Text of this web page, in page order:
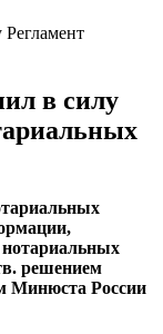
Регламент
в силу
нотариальных
решением
Минюста России